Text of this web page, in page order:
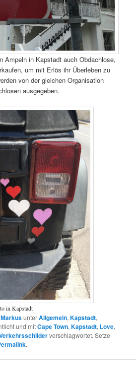
Ampeln in Kapstadt auch Obdachlose,
um mit Erlös ihr Überleben zu
von der gleichen Organisation
ausgegeben.
in Kapstadt
MarkusunterAllgemein,Kapstadt,
und mitCape Town,Kapstadt, Love,
verschlagwortet. Setze
.